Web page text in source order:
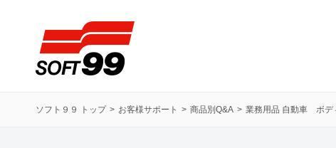
ソフト９９ トップ お客様サポート 商品別Q&A 業務用品 自動車 ボデ